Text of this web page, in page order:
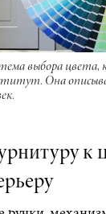
выбора цвета,
Она
к